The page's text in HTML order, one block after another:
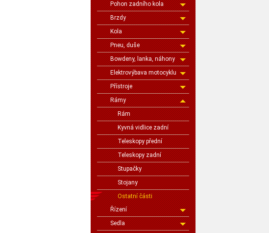
Pohon zadního kola
Brzdy
Kola
Pneu, duše
Bowdeny, lanka, náhony
Elektrovýbava motocyklu
Přístroje
Rámy
Rám
Kyvná vidlice zadní
Teleskopy přední
Teleskopy zadní
Stupačky
Stojany
Ostatní části
Řízení
Sedla